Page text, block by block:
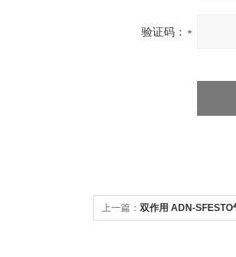
验证码：
上一篇： 双作用 ADN-SFESTO